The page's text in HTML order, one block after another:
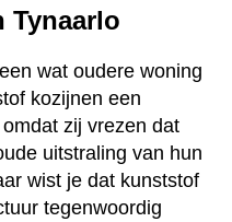
Tynaarlo
wat oudere woning
kozijnen een
zij vrezen dat
uitstraling van hun
wist je dat kunststof
tegenwoordig